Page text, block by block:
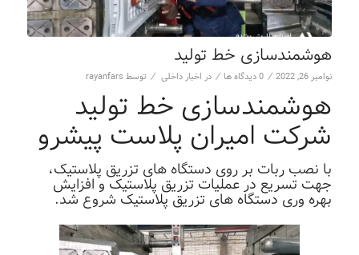
هوشمندسازی خط تولید
نوامبر 26, 2022 / 0 دیدگاه ها / در اخبار داخلی / توسط rayanfars
هوشمندسازی خط تولید
شرکت امیران پلاست پیشرو
با نصب ربات بر روی دستگاه های تزریق پلاستیک،
جهت تسریع در عملیات تزریق پلاستیک و افزایش
بهره وری دستگاه های تزریق پلاستیک شروع شد.